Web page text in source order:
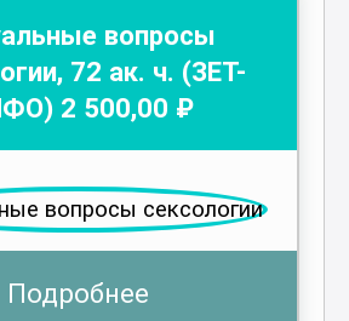
вопросы
, 72 ак. ч. (ЗЕТ-
2 500,00 ₽
Подробнее